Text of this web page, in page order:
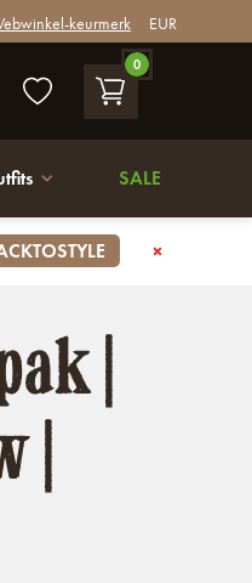
keurmerk EUR
0
SALE
|
|